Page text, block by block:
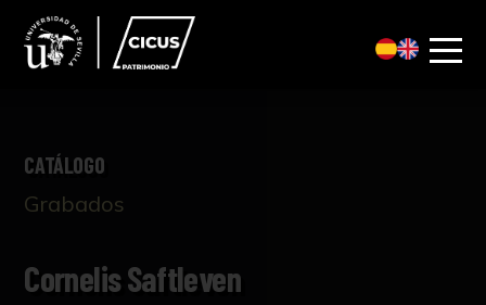
CATÁLOGO
Grabados
Cornelis Saftleven